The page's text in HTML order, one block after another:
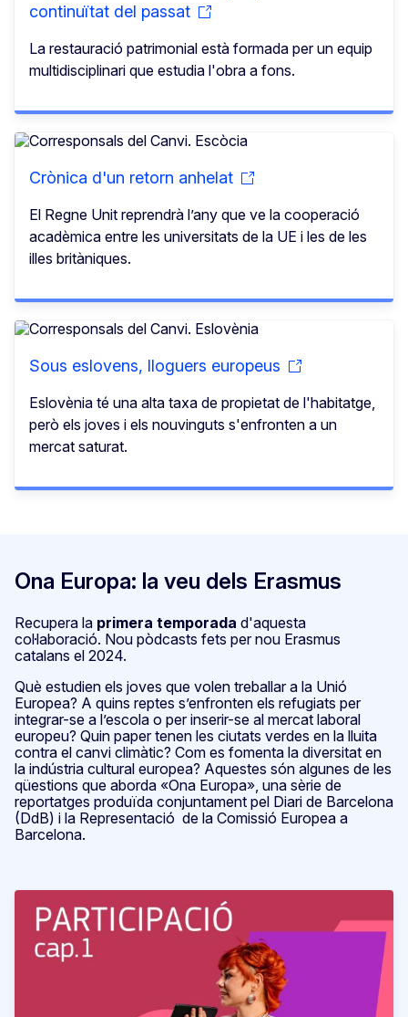
continuïtat del passat
La restauració patrimonial està formada per un equip
multidisciplinari que estudia l'obra a fons.
Crònica d'un retorn anhelat
El Regne Unit reprendrà l’any que ve la cooperació
acadèmica entre les universitats de la UE i les de les
illes britàniques.
Sous eslovens, lloguers europeus
Eslovènia té una alta taxa de propietat de l'habitatge,
però els joves i els nouvinguts s'enfronten a un
mercat saturat.
Ona Europa: la veu dels Erasmus
Recupera la primera temporada d'aquesta
col·laboració. Nou pòdcasts fets per nou Erasmus
catalans el 2024.
Què estudien els joves que volen treballar a la Unió
Europea? A quins reptes s’enfronten els refugiats per
integrar-se a l’escola o per inserir-se al mercat laboral
europeu? Quin paper tenen les ciutats verdes en la lluita
contra el canvi climàtic? Com es fomenta la diversitat en
la indústria cultural europea? Aquestes són algunes de les
qüestions que aborda «Ona Europa», una sèrie de
reportatges produïda conjuntament pel Diari de Barcelona
(DdB) i la Representació de la Comissió Europea a
Barcelona.